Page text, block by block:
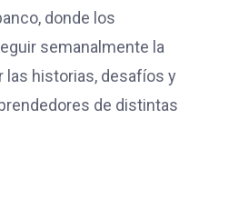
donde los
semanalmente la
historias, desafíos y
de distintas